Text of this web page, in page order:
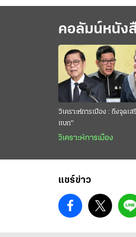
คอลัมน์หนัง
วิเคราะห์การเมือง : ถึงจุดเส
แบก"
วิเคราะห์การเมือง
แชร์ข่าว